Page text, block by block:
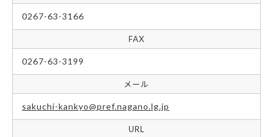
0267-63-3166
FAX
0267-63-3199
メール
sakuchi-kankyo@pref.nagano.lg.jp
URL